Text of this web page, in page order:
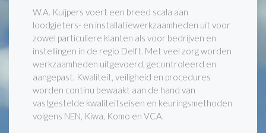
W.A. Kuijpers voert een breed scala aan
loodgieters- en installatiewerkzaamheden uit voor
zowel particuliere klanten als voor bedrijven en
instellingen in de regio Delft. Met veel zorg worden
werkzaamheden uitgevoerd, gecontroleerd en
aangepast. Kwaliteit, veiligheid en procedures
worden continu bewaakt aan de hand van
vastgestelde kwaliteitseisen en keuringsmethoden
volgens NEN, Kiwa, Komo en VCA.